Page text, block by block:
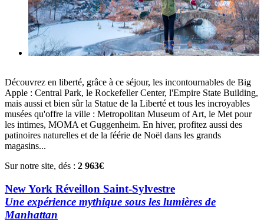
Découvrez en liberté, grâce à ce séjour, les incontournables de Big
Apple : Central Park, le Rockefeller Center, l'Empire State Building,
mais aussi et bien sûr la Statue de la Liberté et tous les incroyables
musées qu'offre la ville : Metropolitan Museum of Art, le Met pour
les intimes, MOMA et Guggenheim. En hiver, profitez aussi des
patinoires naturelles et de la féérie de Noël dans les grands
magasins...
Sur notre site, dés : 2 963€
New York Réveillon Saint-Sylvestre
Une expérience mythique sous les lumières de
Manhattan